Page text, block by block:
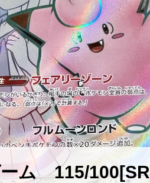
ーム 115/